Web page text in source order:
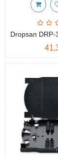
KABİNET
Karşılaştırma
$
Para Birimi